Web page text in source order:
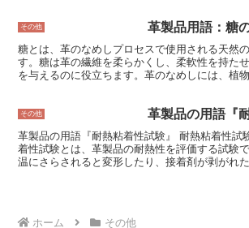
決定する唯一の指標ではありません。界面活性
造、分子量、電荷、pHなど、様々な要因によっ
のため、革製品の仕上げに用いられる熱硬化性
シ樹脂、フェノール樹脂などがあります。アク
高く、耐候性に優れているため、革製品の表面
す。エポキシ樹脂は、接着力が高く、耐薬品性
耐薬品性に優れているため、革製品のハンドル
に使用されます。 熱硬化性樹脂は、革製品の仕上げに欠かせない材
料です。革製品の表面を保護し、強度を高める
耐薬品性に優れています。そのため、革製品を
ることができます。
その他 革製品用語：糖
糖とは、革のなめしプロセスで使用される天然
す。糖は革の繊維を柔らかくし、柔軟性を持た
を与えるのに役立ちます。革のなめしには、植
ンやクロムを結合させる役割を果たしており、
らかい革に仕上げるのに役立ちます。
その他 革製品の用語『
革製品の用語『耐熱粘着性試験』 耐熱粘着性試験とは何か？ 耐熱粘
着性試験とは、革製品の耐熱性を評価する試験
温にさらされると変形したり、接着剤が剥がれ
ホーム その他